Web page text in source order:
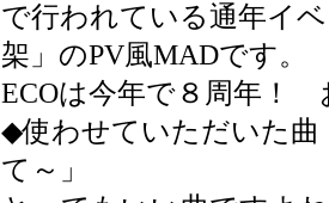
で行われている通年イ
架」のPV風MADです。
ECOは今年で８周年！
◆使わせていただいた曲
て～」